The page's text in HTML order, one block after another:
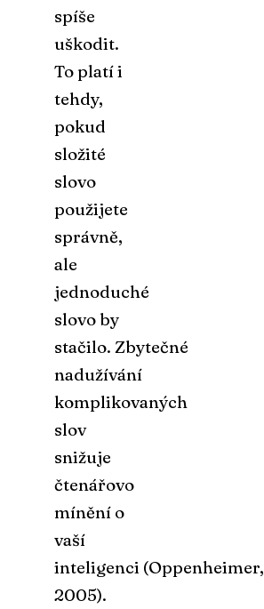
spíše
uškodit.
To platí i
tehdy,
pokud
složité
slovo
použijete
správně,
ale
jednoduché
slovo by
stačilo. Zbytečné
nadužívání
komplikovaných
slov
snižuje
čtenářovo
mínění o
vaší
inteligenci (Oppenheimer,
2005).